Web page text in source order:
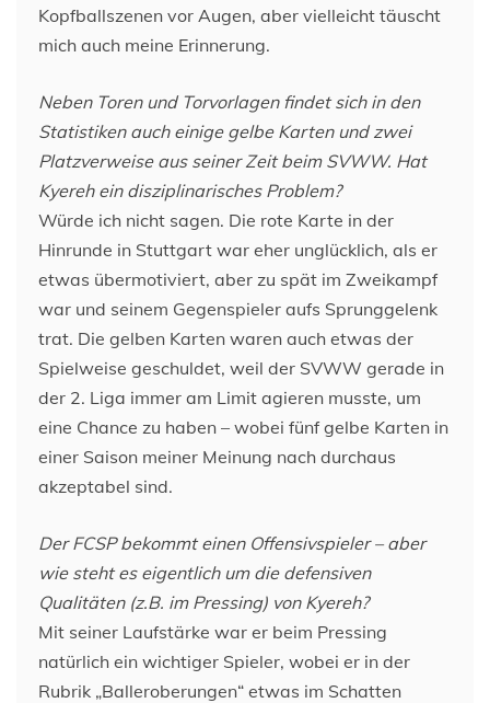
Kopfballszenen vor Augen, aber vielleicht täuscht
mich auch meine Erinnerung.
Neben Toren und Torvorlagen findet sich in den
Statistiken auch einige gelbe Karten und zwei
Platzverweise aus seiner Zeit beim SVWW. Hat
Kyereh ein disziplinarisches Problem?
Würde ich nicht sagen. Die rote Karte in der
Hinrunde in Stuttgart war eher unglücklich, als er
etwas übermotiviert, aber zu spät im Zweikampf
war und seinem Gegenspieler aufs Sprunggelenk
trat. Die gelben Karten waren auch etwas der
Spielweise geschuldet, weil der SVWW gerade in
der 2. Liga immer am Limit agieren musste, um
eine Chance zu haben – wobei fünf gelbe Karten in
einer Saison meiner Meinung nach durchaus
akzeptabel sind.
Der FCSP bekommt einen Offensivspieler – aber
wie steht es eigentlich um die defensiven
Qualitäten (z.B. im Pressing) von Kyereh?
Mit seiner Laufstärke war er beim Pressing
natürlich ein wichtiger Spieler, wobei er in der
Rubrik „Balleroberungen“ etwas im Schatten